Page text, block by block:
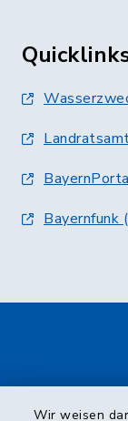
Wir weisen
Bayernfunk